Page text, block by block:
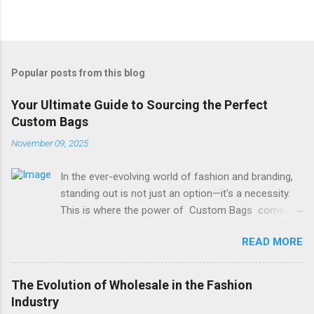
Popular posts from this blog
Your Ultimate Guide to Sourcing the Perfect
Custom Bags
November 09, 2025
In the ever-evolving world of fashion and branding,
standing out is not just an option—it's a necessity.
This is where the power of Custom Bags comes
giveaway, or a personal fashion statement, a
bespoke bag serves as a walking advertisement and
a functional accessory. Finding a supplier that
READ MORE
The Evolution of Wholesale in the Fashion
Industry